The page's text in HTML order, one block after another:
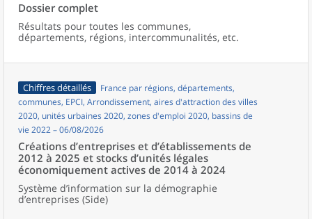
Dossier complet
Résultats pour toutes les communes,
départements, régions, intercommunalités, etc.
Chiffres détaillés
France par régions, départements,
communes, EPCI, Arrondissement, aires d'attraction des villes
2020, unités urbaines 2020, zones d'emploi 2020, bassins de
vie 2022 – 06/08/2026
Créations d’entreprises et d’établissements de
2012 à 2025 et stocks d’unités légales
économiquement actives de 2014 à 2024
Système d’information sur la démographie
d’entreprises (Side)